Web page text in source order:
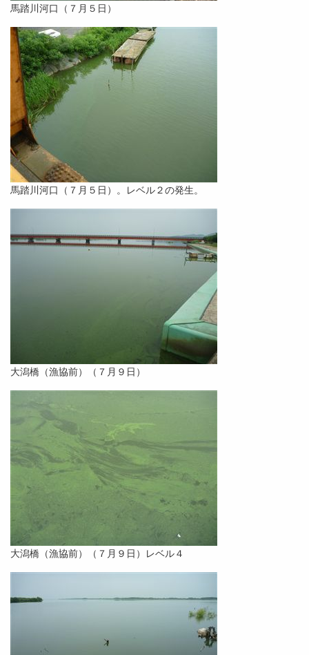
馬踏川河口（７月５日）
馬踏川河口（７月５日）。レベル２の発生。
大潟橋（漁協前）（７月９日）
大潟橋（漁協前）（７月９日）レベル４